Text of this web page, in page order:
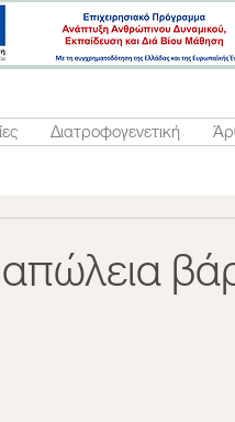
Διατροφογενετική